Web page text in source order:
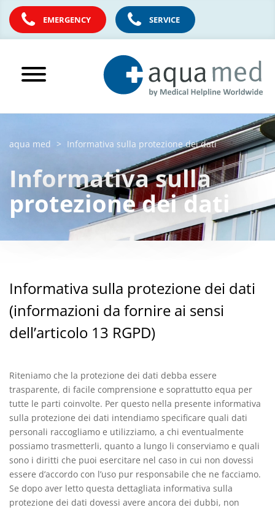
EMERGENCY SERVICE
aqua med Informativa sulla protezione dei dati
Informativa sulla
protezione dei dati
Informativa sulla protezione dei dati
(informazioni da fornire ai sensi
dell’articolo 13 RGPD)
Riteniamo che la protezione dei dati debba essere
trasparente, di facile comprensione e soprattutto equa per
tutte le parti coinvolte. Per questo nella presente informativa
sulla protezione dei dati intendiamo specificare quali dati
personali raccogliamo e utilizziamo, a chi eventualmente
possiamo trasmetterli, quanto a lungo li conserviamo e quali
sono i diritti che puoi esercitare nel caso in cui non dovessi
essere d’accordo con l’uso pur responsabile che ne facciamo.
Se dopo aver letto questa dettagliata informativa sulla
protezione dei dati dovessi avere ancora dei dubbi, non